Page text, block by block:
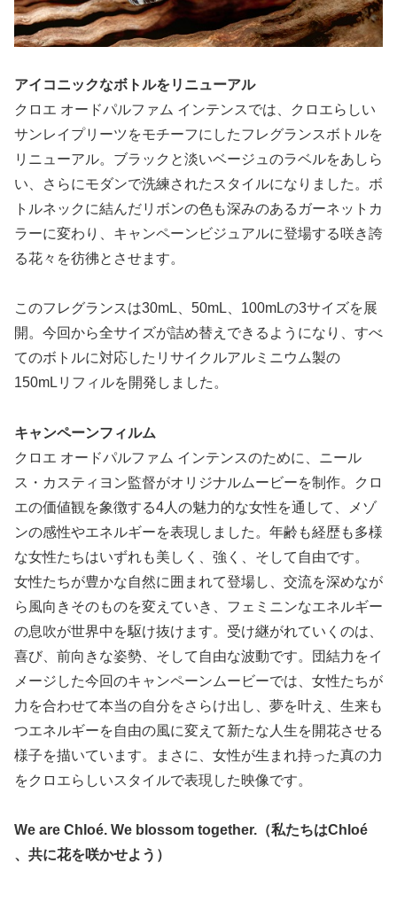
アイコニックなボトルをリニューアル
クロエ オードパルファム インテンスでは、クロエらしい
サンレイプリーツをモチーフにしたフレグランスボトルを
リニューアル。ブラックと淡いベージュのラベルをあしら
い、さらにモダンで洗練されたスタイルになりました。ボ
トルネックに結んだリボンの色も深みのあるガーネットカ
ラーに変わり、キャンペーンビジュアルに登場する咲き誇
る花々を彷彿とさせます。
このフレグランスは30mL、50mL、100mLの3サイズを展
開。今回から全サイズが詰め替えできるようになり、すべ
てのボトルに対応したリサイクルアルミニウム製の
150mLリフィルを開発しました。
キャンペーンフィルム
クロエ オードパルファム インテンスのために、ニール
ス・カスティヨン監督がオリジナルムービーを制作。クロ
エの価値観を象徴する4人の魅力的な女性を通して、メゾ
ンの感性やエネルギーを表現しました。年齢も経歴も多様
な女性たちはいずれも美しく、強く、そして自由です。
女性たちが豊かな自然に囲まれて登場し、交流を深めなが
ら風向きそのものを変えていき、フェミニンなエネルギー
の息吹が世界中を駆け抜けます。受け継がれていくのは、
喜び、前向きな姿勢、そして自由な波動です。団結力をイ
メージした今回のキャンペーンムービーでは、女性たちが
力を合わせて本当の自分をさらけ出し、夢を叶え、生来も
つエネルギーを自由の風に変えて新たな人生を開花させる
様子を描いています。まさに、女性が生まれ持った真の力
をクロエらしいスタイルで表現した映像です。
We are Chloé. We blossom together.（私たちはChloé
、共に花を咲かせよう）